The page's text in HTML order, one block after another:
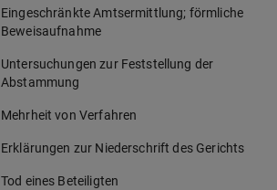
Eingeschränkte Amtsermittlung; förmliche
Beweisaufnahme
Untersuchungen zur Feststellung der
Abstammung
Mehrheit von Verfahren
Erklärungen zur Niederschrift des Gerichts
Tod eines Beteiligten